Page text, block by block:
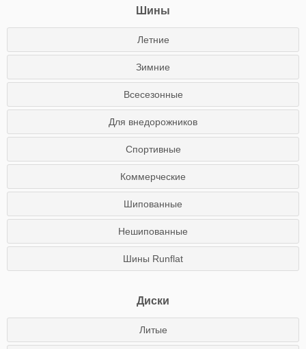
Шины
Летние
Зимние
Всесезонные
Для внедорожников
Спортивные
Коммерческие
Шипованные
Нешипованные
Шины Runflat
Диски
Литые